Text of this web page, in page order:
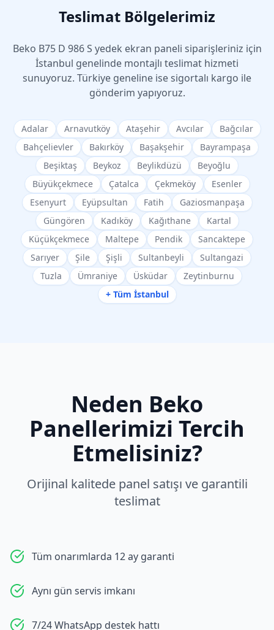
Teslimat Bölgelerimiz
Beko B75 D 986 S yedek ekran paneli siparişleriniz için
İstanbul genelinde montajlı teslimat hizmeti
sunuyoruz. Türkiye geneline ise sigortalı kargo ile
gönderim yapıyoruz.
Adalar Arnavutköy Ataşehir Avcılar
Bağcılar
Bahçelievler
Bakırköy Başakşehir
Bayrampaşa
Beşiktaş
Beykoz Beylikdüzü
Beyoğlu
Büyükçekmece
Çatalca Çekmeköy
Esenler
Esenyurt
Eyüpsultan Fatih
Gaziosmanpaşa
Güngören
Kadıköy Kağıthane
Kartal
Küçükçekmece
Maltepe Pendik
Sancaktepe
Sarıyer
Şile Şişli Sultanbeyli
Sultangazi
Tuzla
Ümraniye Üsküdar
Zeytinburnu
+ Tüm İstanbul
Neden Beko
Panellerimizi Tercih
Etmelisiniz?
Orijinal kalitede panel satışı ve garantili
teslimat
Tüm onarımlarda 12 ay garanti
Aynı gün servis imkanı
7/24 WhatsApp destek hattı